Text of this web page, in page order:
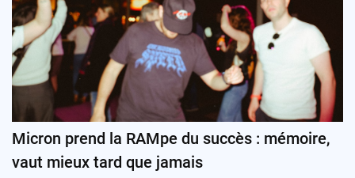
Micron prend la RAMpe du succès : mémoire,
vaut mieux tard que jamais